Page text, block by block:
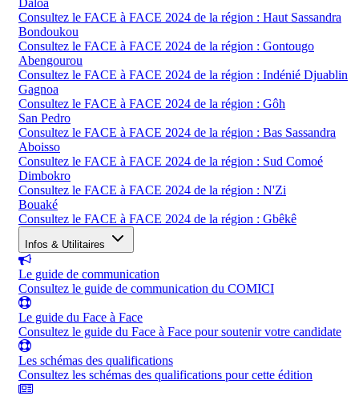
Daloa
Consultez le FACE à FACE 2024 de la région : Haut Sassandra
Bondoukou
Consultez le FACE à FACE 2024 de la région : Gontougo
Abengourou
Consultez le FACE à FACE 2024 de la région : Indénié Djuablin
Gagnoa
Consultez le FACE à FACE 2024 de la région : Gôh
San Pedro
Consultez le FACE à FACE 2024 de la région : Bas Sassandra
Aboisso
Consultez le FACE à FACE 2024 de la région : Sud Comoé
Dimbokro
Consultez le FACE à FACE 2024 de la région : N'Zi
Bouaké
Consultez le FACE à FACE 2024 de la région : Gbêkê
Infos & Utilitaires
Le guide de communication
Consultez le guide de communication du COMICI
Le guide du Face à Face
Consultez le guide du Face à Face pour soutenir votre candidate
Les schémas des qualifications
Consultez les schémas des qualifications pour cette édition